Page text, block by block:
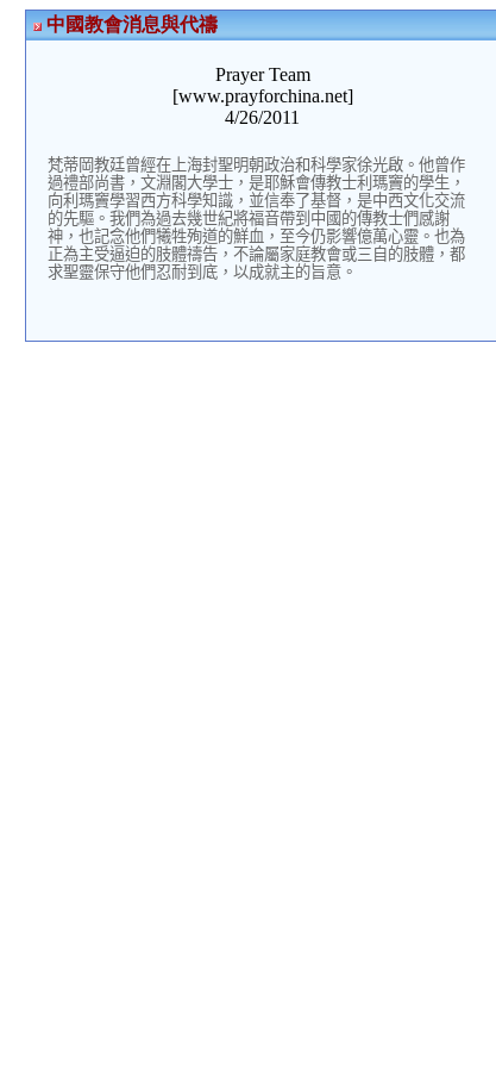
中國教會消息與代禱
Prayer Team
[www.prayforchina.net]
4/26/2011
梵蒂岡教廷曾經在上海封聖明朝政治和科學家徐光啟。他曾作
過禮部尚書，文淵閣大學士，是耶穌會傳教士利瑪竇的學生，
向利瑪竇學習西方科學知識，並信奉了基督，是中西文化交流
的先驅。我們為過去幾世紀將福音帶到中國的傳教士們感謝
神，也記念他們犧牲殉道的鮮血，至今仍影響億萬心靈。也為
正為主受逼迫的肢體禱告，不論屬家庭教會或三自的肢體，都
求聖靈保守他們忍耐到底，以成就主的旨意。